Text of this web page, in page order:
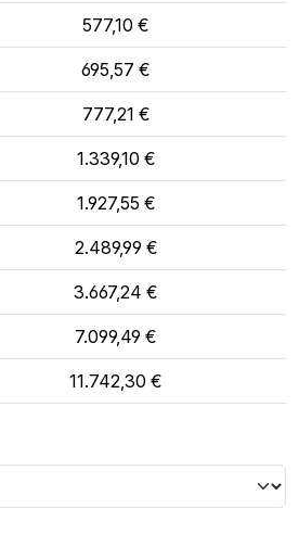
577,10 €
695,57 €
777,21 €
1.339,10 €
1.927,55 €
2.489,99 €
3.667,24 €
7.099,49 €
11.742,30 €